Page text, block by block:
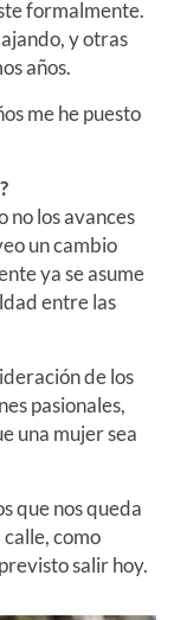
formalmente.
y otras
años.
me he puesto
no los avances
un cambio
ya se asume
entre las
de los
pasionales,
una mujer sea
que nos queda
como
salir hoy.